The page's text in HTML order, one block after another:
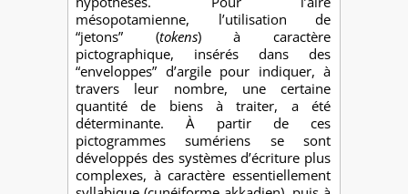
mésopotamienne, l’utilisation de
“jetons” (tokens) à caractère
pictographique, insérés dans des
“enveloppes” d’argile pour indiquer, à
travers leur nombre, une certaine
quantité de biens à traiter, a été
déterminante. À partir de ces
pictogrammes sumériens se sont
développés des systèmes d’écriture plus
complexes, à caractère essentiellement